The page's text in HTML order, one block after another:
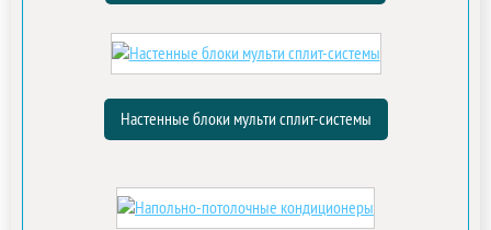
Настенные блоки мульти сплит-системы